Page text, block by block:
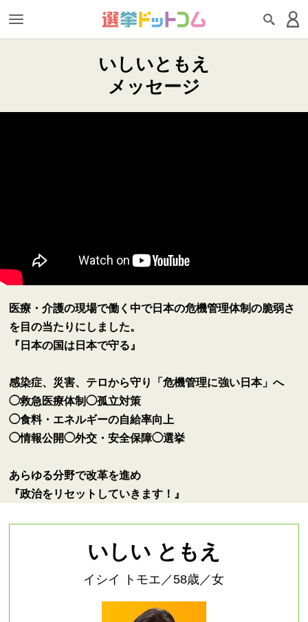
いしいともえ
メッセージ
医療・介護の現場で働く中で日本の危機管理体制の脆弱さ
を目の当たりにしました。
『日本の国は日本で守る』
感染症、災害、テロから守り「危機管理に強い日本」へ
◯救急医療体制◯孤立対策
◯食料・エネルギーの自給率向上
◯情報公開◯外交・安全保障◯選挙
あらゆる分野で改革を進め
『政治をリセットしていきます！』
いしい ともえ
イシイ トモエ／58歳／女